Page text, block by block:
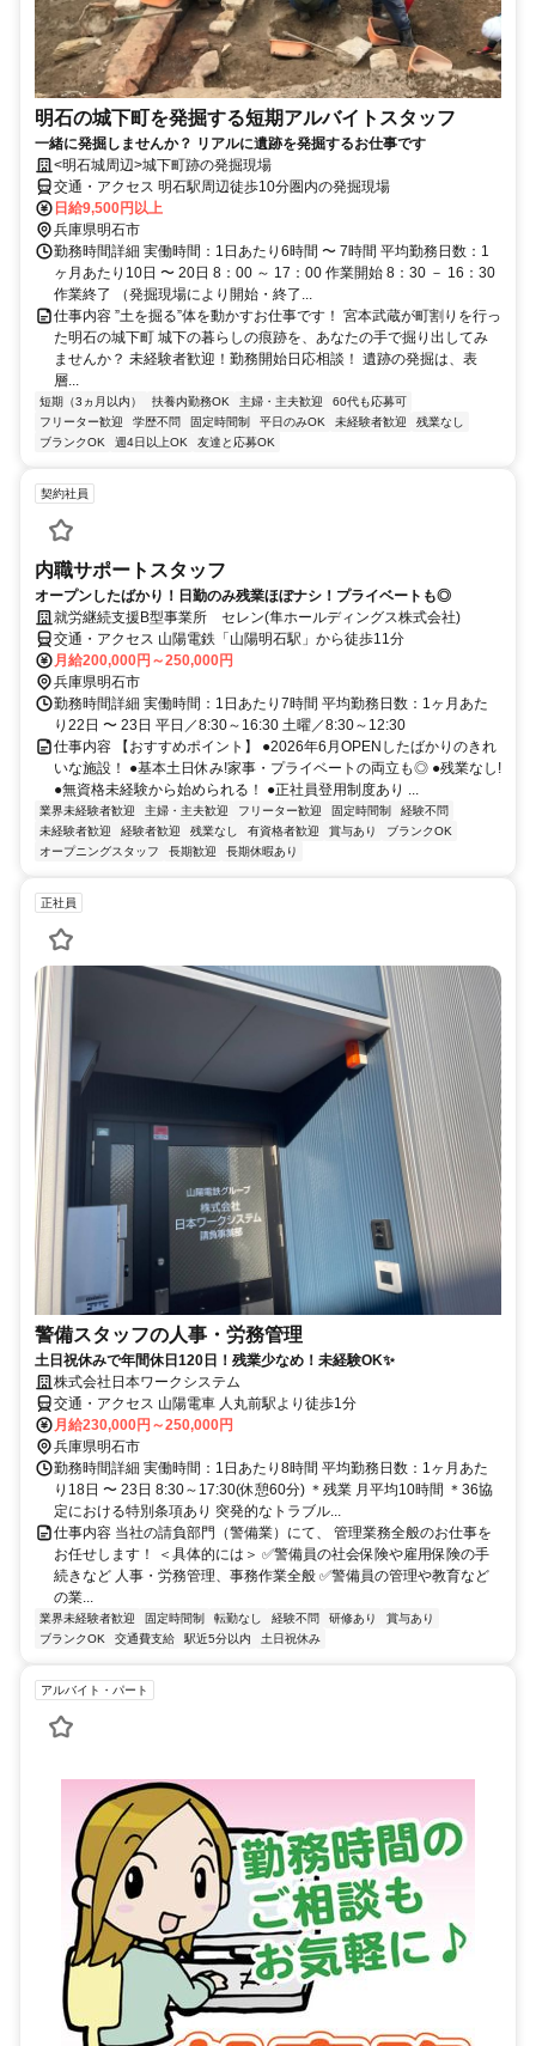
明石の城下町を発掘する短期アルバイトスタッフ
一緒に発掘しませんか？ リアルに遺跡を発掘するお仕事です
<明石城周辺>城下町跡の発掘現場
交通・アクセス 明石駅周辺徒歩10分圏内の発掘現場
日給9,500円以上
兵庫県明石市
勤務時間詳細 実働時間：1日あたり6時間 〜 7時間 平均勤務日数：1
ヶ月あたり10日 〜 20日 8：00 ～ 17：00 作業開始 8：30 － 16：30
作業終了 （発掘現場により開始・終了...
仕事内容 ”土を掘る”体を動かすお仕事です！ 宮本武蔵が町割りを行っ
た明石の城下町 城下の暮らしの痕跡を、あなたの手で掘り出してみ
ませんか？ 未経験者歓迎！勤務開始日応相談！ 遺跡の発掘は、表
層...
短期（3ヵ月以内） 扶養内勤務OK 主婦・主夫歓迎
60代も応募可
フリーター歓迎
学歴不問 固定時間制 平日のみOK 未経験者歓迎
残業なし
ブランクOK
週4日以上OK 友達と応募OK
契約社員
内職サポートスタッフ
オープンしたばかり！日勤のみ残業ほぼナシ！プライベートも◎
就労継続支援B型事業所 セレン(隼ホールディングス株式会社)
交通・アクセス 山陽電鉄「山陽明石駅」から徒歩11分
月給200,000円～250,000円
兵庫県明石市
勤務時間詳細 実働時間：1日あたり7時間 平均勤務日数：1ヶ月あた
り22日 〜 23日 平日／8:30～16:30 土曜／8:30～12:30
仕事内容 【おすすめポイント】 ●2026年6月OPENしたばかりのきれ
いな施設！ ●基本土日休み!家事・プライベートの両立も◎ ●残業なし!
●無資格未経験から始められる！ ●正社員登用制度あり ...
業界未経験者歓迎 主婦・主夫歓迎 フリーター歓迎 固定時間制
経験不問
未経験者歓迎
経験者歓迎 残業なし 有資格者歓迎 賞与あり
ブランクOK
オープニングスタッフ
長期歓迎 長期休暇あり
正社員
警備スタッフの人事・労務管理
土日祝休みで年間休日120日！残業少なめ！未経験OK✨
株式会社日本ワークシステム
交通・アクセス 山陽電車 人丸前駅より徒歩1分
月給230,000円～250,000円
兵庫県明石市
勤務時間詳細 実働時間：1日あたり8時間 平均勤務日数：1ヶ月あた
り18日 〜 23日 8:30～17:30(休憩60分) ＊残業 月平均10時間 ＊36協
定における特別条項あり 突発的なトラブル...
仕事内容 当社の請負部門（警備業）にて、 管理業務全般のお仕事を
お任せします！ ＜具体的には＞ ✅警備員の社会保険や雇用保険の手
続きなど 人事・労務管理、事務作業全般 ✅警備員の管理や教育など
の業...
業界未経験者歓迎 固定時間制 転勤なし 経験不問 研修あり
賞与あり
ブランクOK
交通費支給 駅近5分以内 土日祝休み
アルバイト・パート